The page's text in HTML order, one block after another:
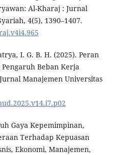
Al-Kharaj : Jurnal
4(5), 1390–1407.
I. G. B. H. (2025). Peran
Beban Kerja
Manajemen Universitas
Gaya Kepemimpinan,
Terhadap Kepuasan
Ekonomi, Manajemen,